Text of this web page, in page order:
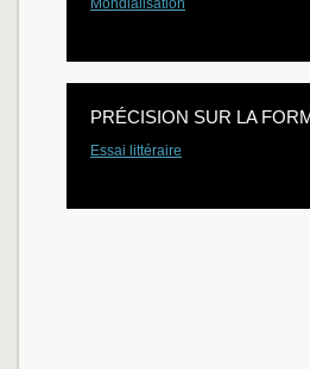
Mondialisation
PRÉCISION SUR LA
Essai littéraire